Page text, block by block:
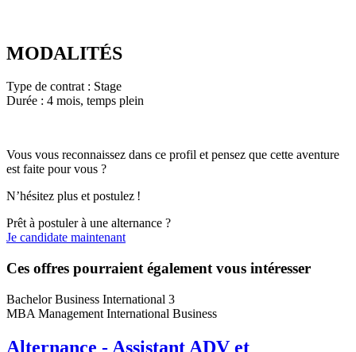
MODALITÉS
Type de contrat : Stage
Durée : 4 mois, temps plein
Vous vous reconnaissez dans ce profil et pensez que cette aventure
est faite pour vous ?
N’hésitez plus et postulez !
Prêt à postuler à une alternance ?
Je candidate maintenant
Ces offres pourraient également vous intéresser
Bachelor Business International 3
MBA Management International Business
Alternance - Assistant ADV et